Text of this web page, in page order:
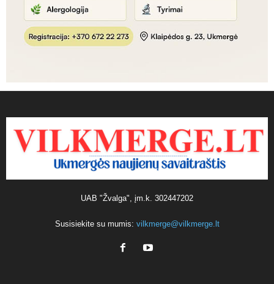
UAB "Žvalga", įm.k. 302447202
Susisiekite su mumis: vilkmerge@vilkmerge.lt